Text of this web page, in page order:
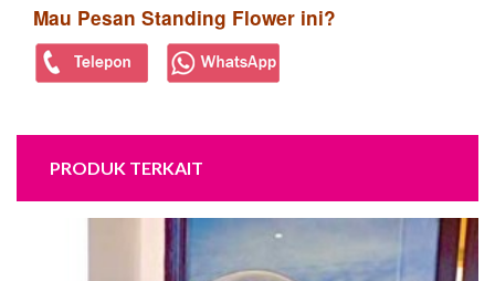
Mau Pesan Standing Flower ini?
PRODUK TERKAIT